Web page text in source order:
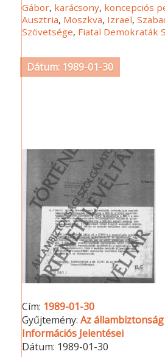
Gábor, karácsony, koncepciós
Ausztria, Moszkva, Izrael,
Szövetsége, Fiatal Demokraták
Dátum: 1989-01-30
Cím: 1989-01-30
Gyűjtemény:Az
Információs Jelentései
Dátum: 1989-01-30